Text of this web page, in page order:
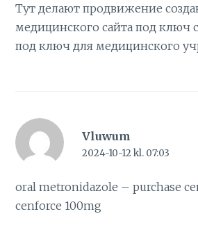
Тут делают продвижение
медицинского сайта под ключ
под ключ для медицинского
Vluwum
2024-10-12 kl. 07:03
oral metronidazole –purchase
cenforce 100mg